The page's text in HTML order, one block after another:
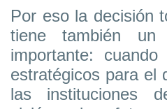
Por eso la decisión
tiene también un
importante:
estratégicos para el
las instituciones